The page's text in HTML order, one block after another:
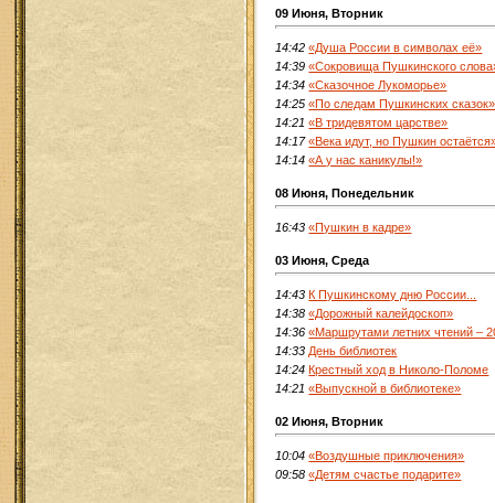
09 Июня, Вторник
14:42 «Душа России в символах её»
14:39 «Сокровища Пушкинского
14:34 «Сказочное Лукоморье»
14:25 «По следам Пушкинских сказок»
14:21 «В тридевятом царстве»
14:17 «Века идут, но Пушкин
14:14 «А у нас каникулы!»
08 Июня, Понедельник
16:43 «Пушкин в кадре»
03 Июня, Среда
14:43 К Пушкинскому дню России...
14:38 «Дорожный калейдоскоп»
14:36 «Маршрутами летних чтений –
14:33 День библиотек
14:24 Крестный ход в Николо-Поломе
14:21 «Выпускной в библиотеке»
02 Июня, Вторник
10:04 «Воздушные приключения»
09:58 «Детям счастье подарите»